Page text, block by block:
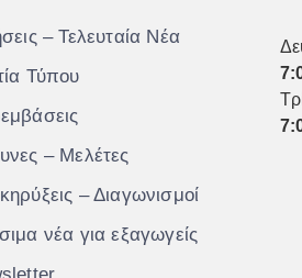
– Τελευταία Νέα
Τύπου
– Μελέτες
– Διαγωνισμοί
νέα για εξαγωγείς